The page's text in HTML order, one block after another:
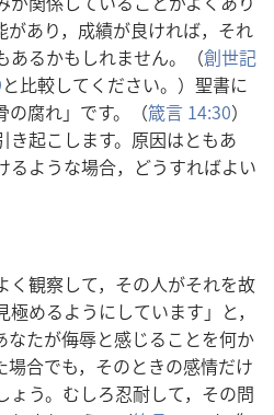
があり，成績が良ければ，それ
あるかもしれません。（創世記
と比較してください。）聖書に
の腐れ」です。（箴言 14:30）
き起こします。原因はともあ
るような場合，どうすればよい
く観察して，その人がそれを故
めるようにしています」と，
なたが侮辱と感じることを何か
場合でも，そのときの感情だけ
ょう。むしろ忍耐して，その問